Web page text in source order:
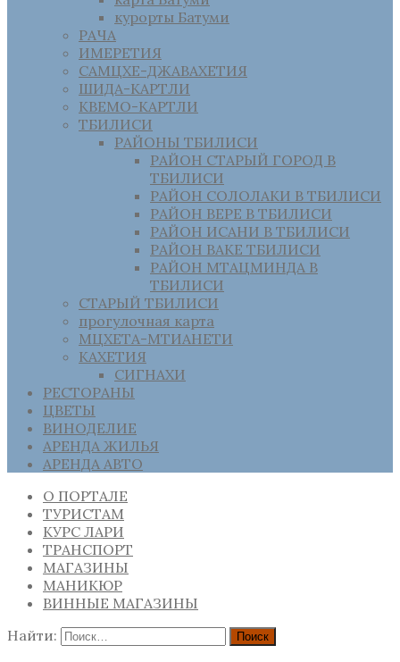
курорты Батуми
РАЧА
ИМЕРЕТИЯ
САМЦХЕ-ДЖАВАХЕТИЯ
ШИДА-КАРТЛИ
КВЕМО-КАРТЛИ
ТБИЛИСИ
РАЙОНЫ ТБИЛИСИ
РАЙОН СТАРЫЙ ГОРОД В
ТБИЛИСИ
РАЙОН СОЛОЛАКИ В ТБИЛИСИ
РАЙОН ВЕРЕ В ТБИЛИСИ
РАЙОН ИСАНИ В ТБИЛИСИ
РАЙОН ВАКЕ ТБИЛИСИ
РАЙОН МТАЦМИНДА В
ТБИЛИСИ
СТАРЫЙ ТБИЛИСИ
прогулочная карта
МЦХЕТА-МТИАНЕТИ
КАХЕТИЯ
СИГНАХИ
РЕСТОРАНЫ
ЦВЕТЫ
ВИНОДЕЛИЕ
АРЕНДА ЖИЛЬЯ
АРЕНДА АВТО
О ПОРТАЛЕ
ТУРИСТАМ
КУРС ЛАРИ
ТРАНСПОРТ
МАГАЗИНЫ
МАНИКЮР
ВИННЫЕ МАГАЗИНЫ
Найти: